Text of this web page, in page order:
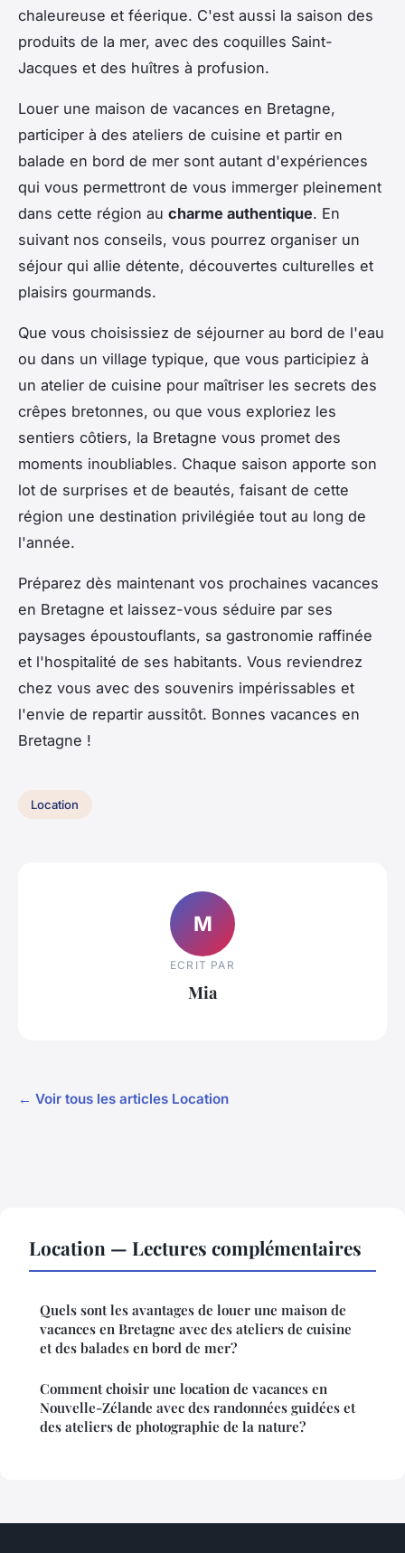
chaleureuse et féerique. C'est aussi la saison des
produits de la mer, avec des coquilles Saint-
Jacques et des huîtres à profusion.
Louer une maison de vacances en Bretagne,
participer à des ateliers de cuisine et partir en
balade en bord de mer sont autant d'expériences
qui vous permettront de vous immerger pleinement
dans cette région au charme authentique. En
suivant nos conseils, vous pourrez organiser un
séjour qui allie détente, découvertes culturelles et
plaisirs gourmands.
Que vous choisissiez de séjourner au bord de l'eau
ou dans un village typique, que vous participiez à
un atelier de cuisine pour maîtriser les secrets des
crêpes bretonnes, ou que vous exploriez les
sentiers côtiers, la Bretagne vous promet des
moments inoubliables. Chaque saison apporte son
lot de surprises et de beautés, faisant de cette
région une destination privilégiée tout au long de
l'année.
Préparez dès maintenant vos prochaines vacances
en Bretagne et laissez-vous séduire par ses
paysages époustouflants, sa gastronomie raffinée
et l'hospitalité de ses habitants. Vous reviendrez
chez vous avec des souvenirs impérissables et
l'envie de repartir aussitôt. Bonnes vacances en
Bretagne !
Location
M
ECRIT PAR
Mia
← Voir tous les articles Location
Location — Lectures complémentaires
Quels sont les avantages de louer une maison de
vacances en Bretagne avec des ateliers de cuisine
et des balades en bord de mer?
Comment choisir une location de vacances en
Nouvelle-Zélande avec des randonnées guidées et
des ateliers de photographie de la nature?